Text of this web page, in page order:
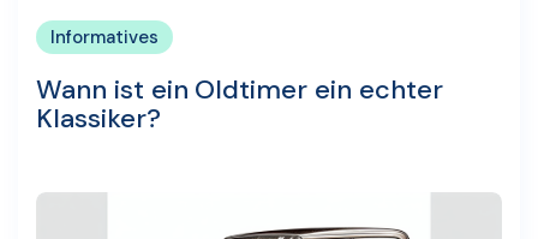
Informatives
Wann ist ein Oldtimer ein echter
Klassiker?